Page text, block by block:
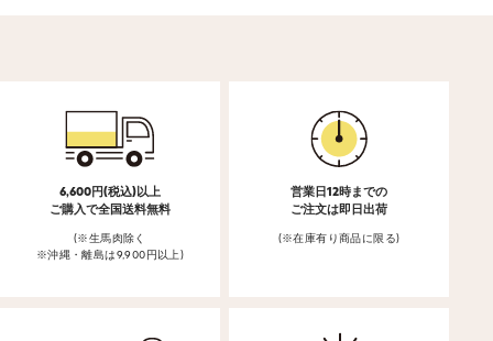
6,600円(税込)以上
ご購入で全国送料無料
(※生馬肉除く
※沖縄・離島は9,900円以上)
営業日12時までの
ご注文は即日出荷
(※在庫有り商品に限る)